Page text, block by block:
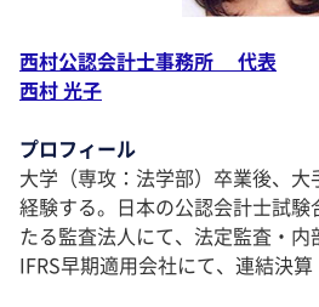
西村公認会計士事務所 代表
西村 光子
プロフィール
大学（専攻：法学部）卒業後、
経験する。日本の公認会計士試
たる監査法人にて、法定監査・内
IFRS早期適用会社にて、連結決算